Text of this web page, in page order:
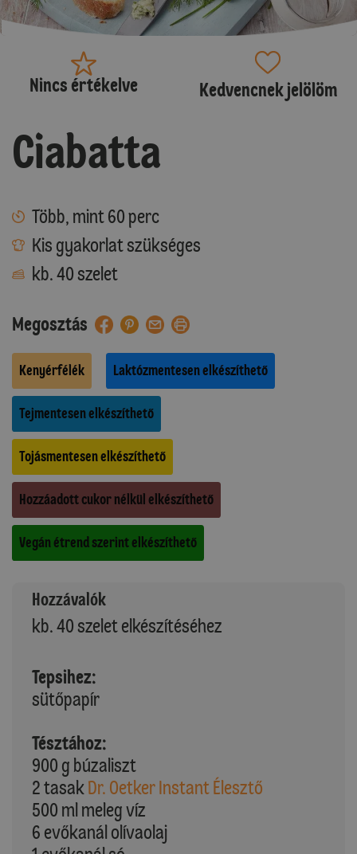
Nincs értékelve Kedvencnek jelölöm
Ciabatta
Több, mint 60 perc
Kis gyakorlat szükséges
kb. 40 szelet
Megosztás
Kenyérfélék Laktózmentesen elkészíthető
Tejmentesen elkészíthető
Tojásmentesen elkészíthető
Hozzáadott cukor nélkül elkészíthető
Vegán étrend szerint elkészíthető
Hozzávalók
kb. 40 szelet elkészítéséhez
Tepsihez:
sütőpapír
Tésztához:
900 g búzaliszt
2 tasak Dr. Oetker Instant Élesztő
500 ml meleg víz
6 evőkanál olívaolaj